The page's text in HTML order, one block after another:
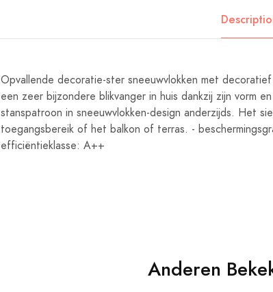
Opvallende decoratie-ster sneeuwvlokken met
een zeer bijzondere blikvanger in huis dankzij zijn vorm
stanspatroon in sneeuwvlokken-design anderzijds. Het
toegangsbereik of het balkon of terras. -
efficiëntieklasse: A++
Anderen